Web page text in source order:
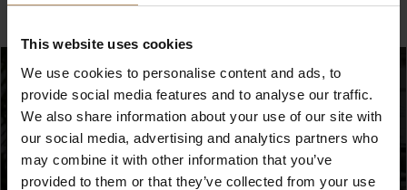
This website uses cookies
We use cookies to personalise content and ads, to
provide social media features and to analyse our traffic.
We also share information about your use of our site with
our social media, advertising and analytics partners who
may combine it with other information that you’ve
provided to them or that they’ve collected from your use
Se flere bilder (16)